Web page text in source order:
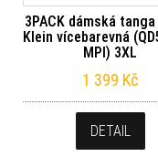
3PACK dámská
Klein vícebarevná
MPI) 3XL
1 399 Kč
DETAIL